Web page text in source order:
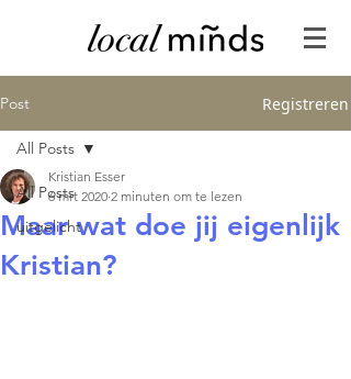
Post Registreren
All Posts
uitgelicht
All Posts
Maar wat doe jij eigenlijk
Kristian?
Kristian Esser
6 mrt 2020 2 minuten om te lezen